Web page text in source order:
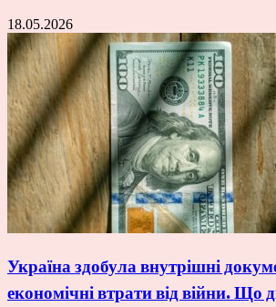
18.05.2026
Україна здобула внутрішні
економічні втрати від війни. Що